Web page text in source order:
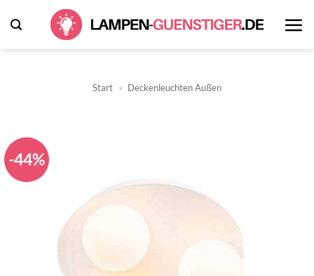
Inhalt
Start » Deckenleuchten Außen
-44%